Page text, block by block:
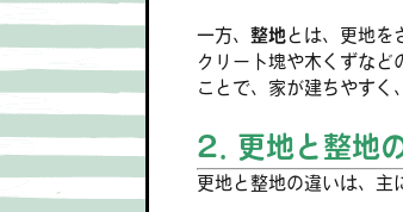
一方、 整地とは、更地を
クリート塊や木くずなど
ことで、家が建ちやすく
2. 更地と整地
更地と整地の違いは、主